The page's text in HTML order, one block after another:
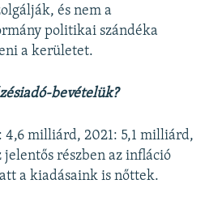
és nem a
politikai szándéka
a kerületet.
bevételük?
milliárd, 2021: 5,1 milliárd,
részben az infláció
a kiadásaink is nőttek.